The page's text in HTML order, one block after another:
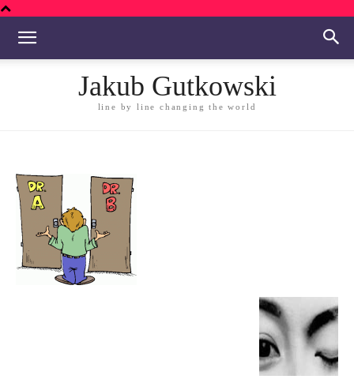
Jakub Gutkowski
line by line changing the world